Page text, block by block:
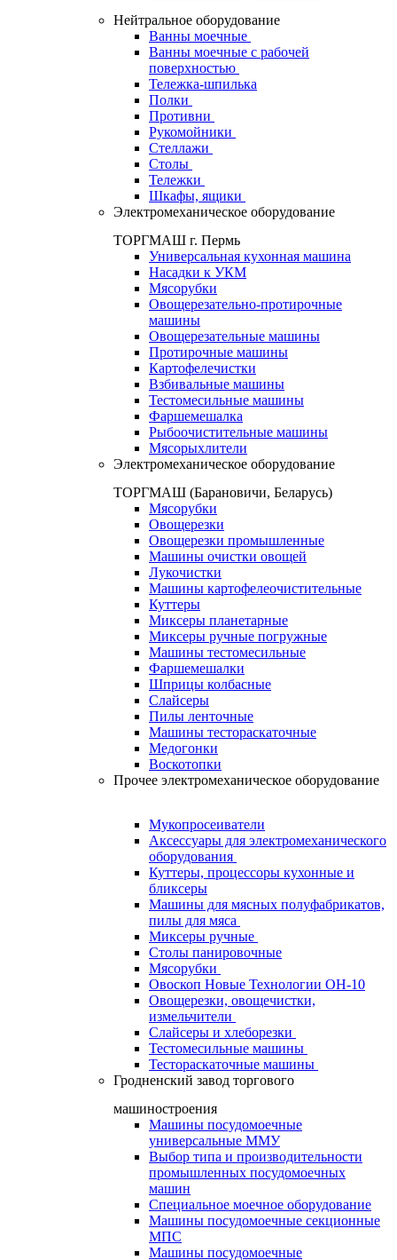
Нейтральное оборудование
Ванны моечные
Ванны моечные с рабочей
поверхностью
Тележка-шпилька
Полки
Противни
Рукомойники
Стеллажи
Столы
Тележки
Шкафы, ящики
Электромеханическое оборудование
ТОРГМАШ г. Пермь
Универсальная кухонная машина
Насадки к УКМ
Мясорубки
Овощерезательно-протирочные
машины
Овощерезательные машины
Протирочные машины
Картофелечистки
Взбивальные машины
Тестомесильные машины
Фаршемешалка
Рыбоочистительные машины
Мясорыхлители
Электромеханическое оборудование
ТОРГМАШ (Барановичи, Беларусь)
Мясорубки
Овощерезки
Овощерезки промышленные
Машины очистки овощей
Лукочистки
Машины картофелеочистительные
Куттеры
Миксеры планетарные
Миксеры ручные погружные
Машины тестомесильные
Фаршемешалки
Шприцы колбасные
Слайсеры
Пилы ленточные
Машины тестораскаточные
Медогонки
Воскотопки
Прочее электромеханическое оборудование
Мукопросеиватели
Аксессуары для электромеханического
оборудования
Куттеры, процессоры кухонные и
бликсеры
Машины для мясных полуфабрикатов,
пилы для мяса
Миксеры ручные
Столы панировочные
Мясорубки
Овоскоп Новые Технологии ОН-10
Овощерезки, овощечистки,
измельчители
Слайсеры и хлеборезки
Тестомесильные машины
Тестораскаточные машины
Гродненский завод торгового
машиностроения
Машины посудомоечные
универсальные ММУ
Выбор типа и производительности
промышленных посудомоечных
машин
Специальное моечное оборудование
Машины посудомоечные секционные
МПС
Машины посудомоечные